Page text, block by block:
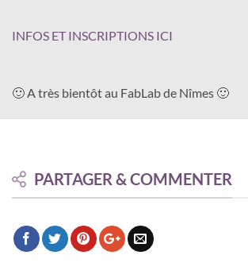
INFOS ET INSCRIPTIONS ICI
🙂 A très bientôt au FabLab de Nîmes 🙂
PARTAGER & COMMENTER